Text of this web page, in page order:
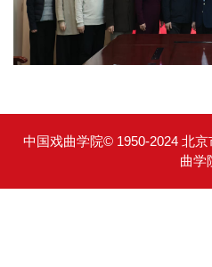
中国戏曲学院© 1950-2024 北
曲学